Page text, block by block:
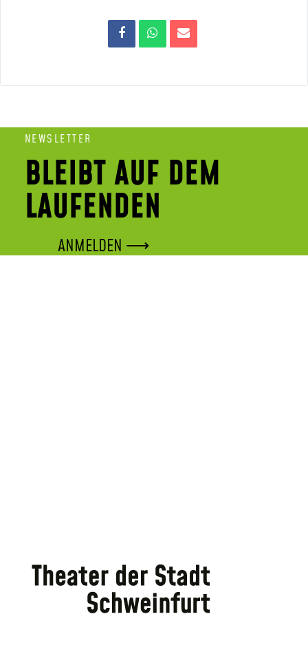
NEWSLETTER
BLEIBT AUF DEM
LAUFENDEN
ANMELDEN ⟶